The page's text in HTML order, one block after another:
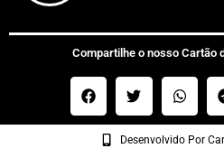
Compartilhe o nosso Cartão
Desenvolvido Por